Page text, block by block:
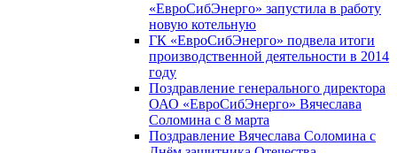
«ЕвроСибЭнерго» запустила в работу
новую котельную
ГК «ЕвроСибЭнерго» подвела итоги
производственной деятельности в 2014
году
Поздравление генерального директора
ОАО «ЕвроСибЭнерго» Вячеслава
Соломина с 8 марта
Поздравление Вячеслава Соломина с